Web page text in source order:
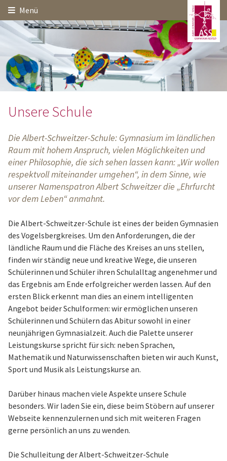
Startseite
Hauptinhalt
Menü
Themennavigation
Unsere Schule
Die Albert-Schweitzer-Schule: Gymnasium im ländlichen
Raum mit hohem Anspruch, vielen Möglichkeiten und
einer Philosophie, die sich sehen lassen kann: „Wir wollen
respektvoll miteinander umgehen“, in dem Sinne, wie
unserer Namenspatron Albert Schweitzer die „Ehrfurcht
vor dem Leben“ anmahnt.
Die Albert-Schweitzer-Schule ist eines der beiden Gymnasien
des Vogelsbergkreises. Um den Anforderungen, die der
ländliche Raum und die Fläche des Kreises an uns stellen,
finden wir ständig neue und kreative Wege, die unseren
Schülerinnen und Schüler ihren Schulalltag angenehmer und
das Ergebnis am Ende erfolgreicher werden lassen. Auf den
ersten Blick erkennt man dies an einem intelligenten
Angebot beider Schulformen: wir ermöglichen unseren
Schülerinnen und Schülern das Abitur sowohl in einer
neunjährigen Gymnasialzeit. Auch die Palette unserer
Leistungskurse spricht für sich: neben Sprachen,
Mathematik und Naturwissenschaften bieten wir auch Kunst,
Sport und Musik als Leistungskurse an.
Darüber hinaus machen viele Aspekte unsere Schule
besonders. Wir laden Sie ein, diese beim Stöbern auf unserer
Webseite kennenzulernen und sich mit weiteren Fragen
gerne persönlich an uns zu wenden.
Die Schulleitung der Albert-Schweitzer-Schule